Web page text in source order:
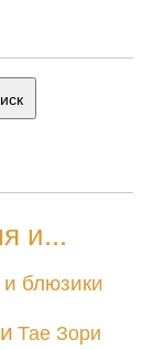
и...
блюзики
Тае Зори